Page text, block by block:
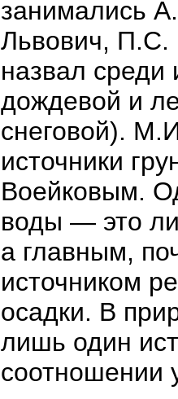
занимались
Львович, П.С.
назвал среди
дождевой и
снеговой).
источники
Воейковым.
воды — это
а главным,
источником
осадки. В
лишь один
соотношении